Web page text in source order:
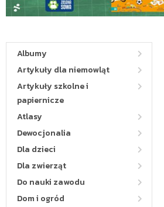
Albumy
Artykuły dla niemowląt
Artykuły szkolne i
papiernicze
Atlasy
Dewocjonalia
Dla dzieci
Dla zwierząt
Do nauki zawodu
Dom i ogród